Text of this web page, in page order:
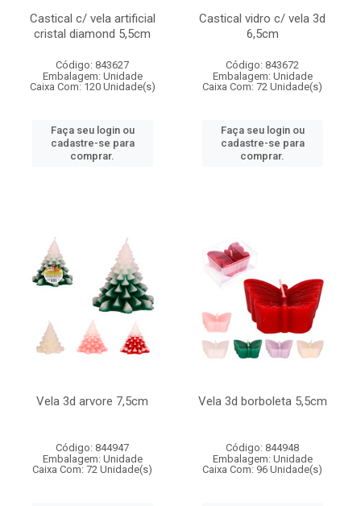
Castical c/ vela artificial
cristal diamond 5,5cm
Código: 843627
Embalagem: Unidade
Caixa Com: 120 Unidade(s)
Faça seu login ou
cadastre-se para
comprar.
Castical vidro c/ vela 3d
6,5cm
Código: 843672
Embalagem: Unidade
Caixa Com: 72 Unidade(s)
Faça seu login ou
cadastre-se para
comprar.
Vela 3d arvore 7,5cm
Código: 844947
Embalagem: Unidade
Caixa Com: 72 Unidade(s)
Vela 3d borboleta 5,5cm
Código: 844948
Embalagem: Unidade
Caixa Com: 96 Unidade(s)